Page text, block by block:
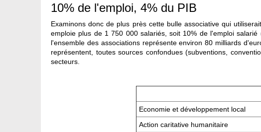
10% de l'emploi, 4% du PIB
Examinons donc de plus près cette bulle associative qui
emploie plus de 1 750 000 salariés, soit 10% de l'emploi
l'ensemble des associations représente environ 80 milliards
représentent, toutes sources confondues (subventions,
secteurs.
Economie et développement local
Action caritative humanitaire